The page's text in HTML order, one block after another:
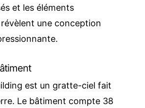
et les éléments
une conception
est un gratte-ciel fait
Le bâtiment compte 38